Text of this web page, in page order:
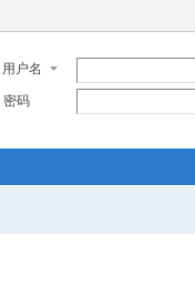
用户名
密码